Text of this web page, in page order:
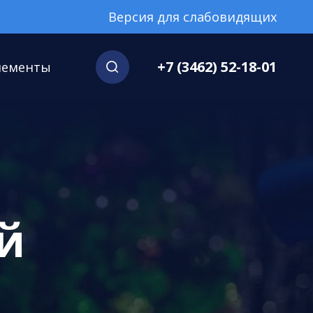
Версия для слабовидящих
+7 (3462) 52-18-01